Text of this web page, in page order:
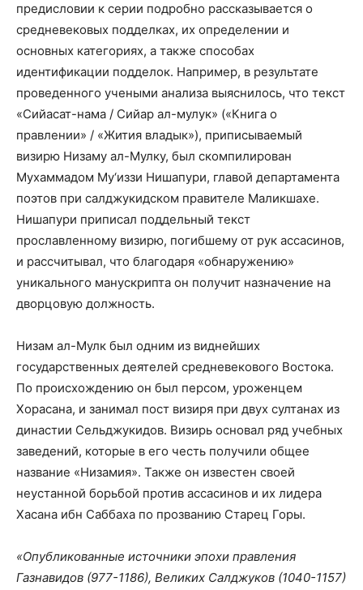
предисловии к серии подробно рассказывается о
средневековых подделках, их определении и
основных категориях, а также способах
идентификации подделок. Например, в результате
проведенного учеными анализа выяснилось, что текст
«Сийасат-нама / Сийар ал-мулук» («Книга о
правлении» / «Жития владык»), приписываемый
визирю Низаму ал-Мулку, был скомпилирован
Мухаммадом Му‘иззи Нишапури, главой департамента
поэтов при салджукидском правителе Маликшахе.
Нишапури приписал поддельный текст
прославленному визирю, погибшему от рук ассасинов,
и рассчитывал, что благодаря «обнаружению»
уникального манускрипта он получит назначение на
дворцовую должность.
Низам ал-Мулк был одним из виднейших
государственных деятелей средневекового Востока.
По происхождению он был персом, уроженцем
Хорасана, и занимал пост визиря при двух султанах из
династии Сельджукидов. Визирь основал ряд учебных
заведений, которые в его честь получили общее
название «Низамия». Также он известен своей
неустанной борьбой против ассасинов и их лидера
Хасана ибн Саббаха по прозванию Старец Горы.
«Опубликованные источники эпохи правления
Газнавидов (977-1186), Великих Салджуков (1040-1157)